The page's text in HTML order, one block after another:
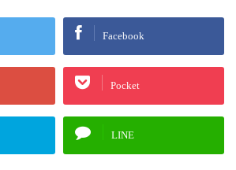
Facebook
Pocket
LINE